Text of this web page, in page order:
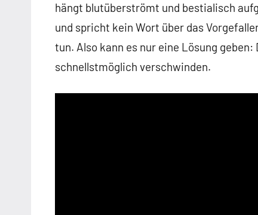
hängt blutüberströmt und bestialisch
und spricht kein Wort über das
tun. Also kann es nur eine Lösung
schnellstmöglich verschwinden.